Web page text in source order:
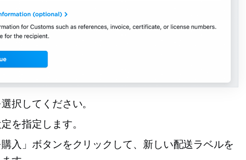
択してください。
を指定します。
購入」ボタンをクリックして、新しい配送ラベルを